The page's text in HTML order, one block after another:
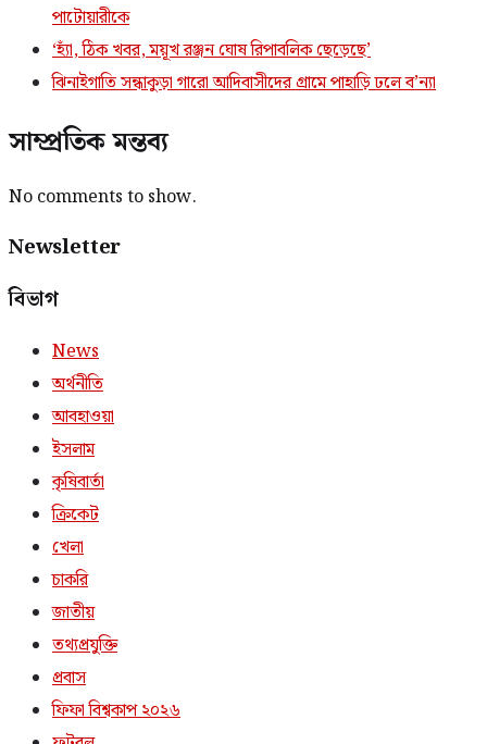
পাটোয়ারীকে
‘হ্যাঁ, ঠিক খবর, ময়ূখ রঞ্জন ঘোষ রিপাবলিক ছেড়েছে’
ঝিনাইগাতি সন্ধাকুড়া গারো আদিবাসীদের গ্রামে পাহাড়ি ঢলে ব’ন্যা
সাম্প্রতিক মন্তব্য
No comments to show.
Newsletter
বিভাগ
News
অর্থনীতি
আবহাওয়া
ইসলাম
কৃষিবার্তা
ক্রিকেট
খেলা
চাকরি
জাতীয়
তথ্যপ্রযুক্তি
প্রবাস
ফিফা বিশ্বকাপ ২০২৬